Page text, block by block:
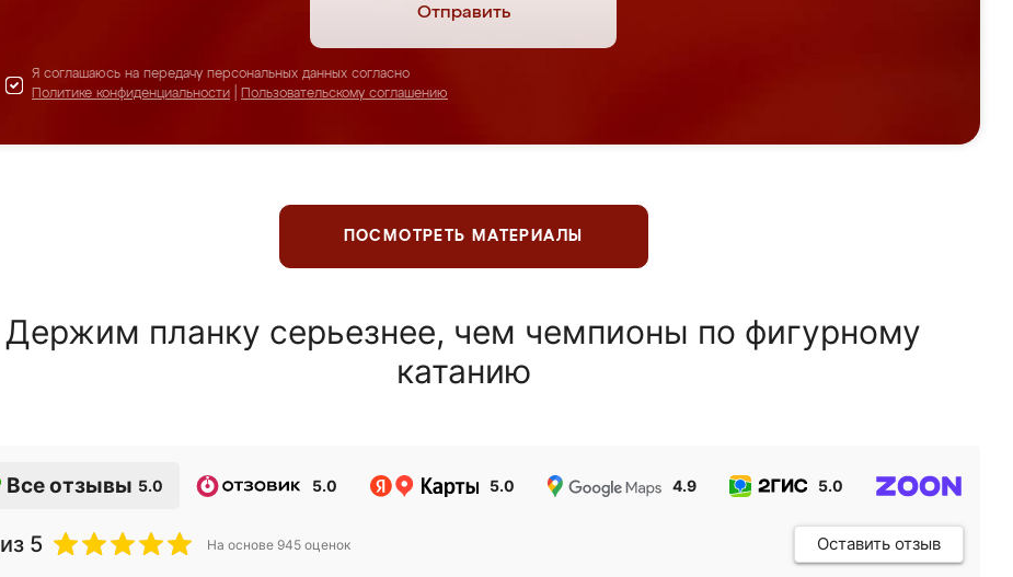
Отправить
Я соглашаюсь на передачу персональных данных согласно
Политике конфиденциальности
Пользовательскому соглашению
ПОСМОТРЕТЬ МАТЕРИАЛЫ
Держим планку серьезнее, чем чемпионы по фигурному
катанию
Все отзывы 5.0 5.0 5.0 4.9 5.0
из 5 На основе 945 оценок Оставить отзыв